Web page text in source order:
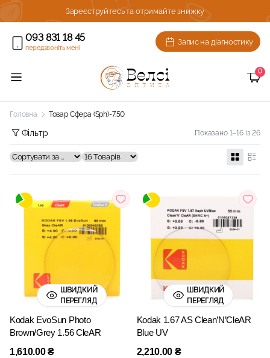
Зареєструйтесь та отримайте знижку Комплексна
093 831 18 45
передзвоніть мені
Запис на діагностику
0
Головна Товар Сфера (Sph)-7.50
Показано 1–16 із 26
Фільтр
ШВИДКИЙ
ПЕРЕГЛЯД
Kodak EvoSun Photo
Brown/Grey 1.56 CleAR
1,610.00₴
ШВИДКИЙ
ПЕРЕГЛЯД
Kodak 1.67 AS Clean’N’CleAR
Blue UV
2,210.00 ₴